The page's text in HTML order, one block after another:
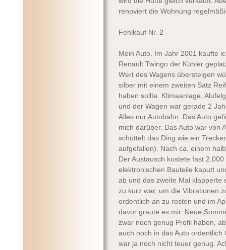
renoviert die Wohnung
Fehlkauf Nr. 2
Mein Auto. Im Jahr 2001 kaufte
Renault Twingo der Kühler
Wert des Wagens übersteigen
silber mit einem zweiten Satz
haben sollte. Klimaanlage,
und der Wagen war gerade 2
Alles nur Autobahn. Das Auto
mich darüber. Das Auto war von
schüttelt das Ding wie ein
aufgefallen). Nach ca. einem
Der Austausch kostete fast
elektronischen Bauteile kaputt
ab und das zweite Mal klapperte
zu kurz war, um die Vibrationen
ordentlich an zu rosten und im
davor graute es mir. Neue
zwar noch genug Profil haben,
auch noch in das Auto
war ja noch nicht teuer genug.